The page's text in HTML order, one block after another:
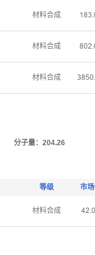
材料合成
材料合成
材料合成
分子量：204.26
等级 市
材料合成